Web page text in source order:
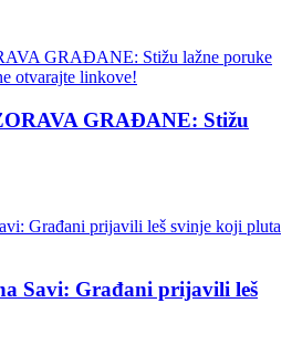
GRAĐANE: Stižu
Savi: Građani prijavili leš